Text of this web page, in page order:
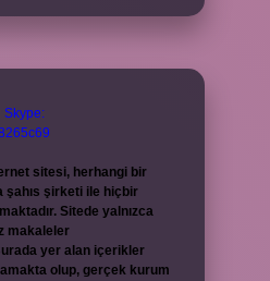
Skype:
sitesi, herhangi bir
şahıs şirketi ile hiçbir
Sitede yalnızca
makaleler
yer alan içerikler
olup, gerçek kurum